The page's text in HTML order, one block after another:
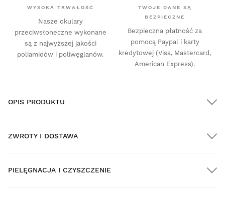
WYSOKA TRWAŁOŚĆ
Nasze okulary
przeciwsłoneczne wykonane
są z najwyższej jakości
poliamidów i poliwęglanów.
TWOJE DANE SĄ
BEZPIECZNE
Bezpieczna płatność za
pomocą Paypal i karty
kredytowej (Visa, Mastercard,
American Express).
OPIS PRODUKTU
ZWROTY I DOSTAWA
PIELĘGNACJA I CZYSZCZENIE